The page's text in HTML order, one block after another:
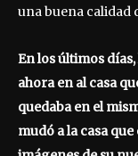
una buena calidad
En los últimos
ahora en al casa
quedaba en el
mudó a la casa